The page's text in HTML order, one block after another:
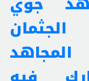
المجاهد